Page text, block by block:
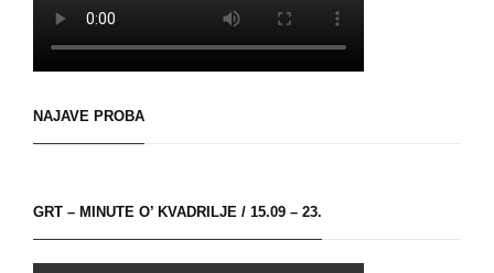
NAJAVE PROBA
GRT – MINUTE O’ KVADRILJE / 15.09 – 23.